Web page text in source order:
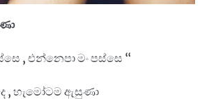
, එන්නෙපා මං පස්සෙ “
, හැමෝටම ඇසුණා